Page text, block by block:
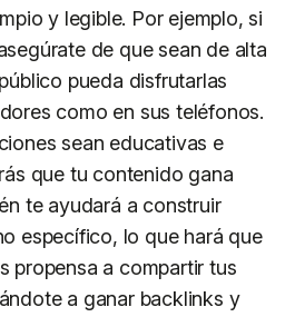
y legible. Por ejemplo, si
de que sean de alta
pueda disfrutarlas
como en sus teléfonos.
sean educativas e
que tu contenido gana
te ayudará a construir
específico, lo que hará que
propensa a compartir tus
a ganar backlinks y